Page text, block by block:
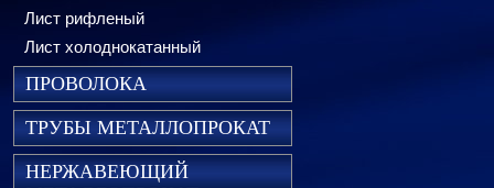
Лист рифленый
Лист холоднокатанный
ПРОВОЛОКА
ТРУБЫ МЕТАЛЛОПРОКАТ
НЕРЖАВЕЮЩИЙ